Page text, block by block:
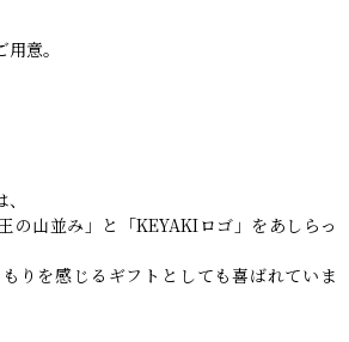
意。
の山並み」と「KEYAKIロゴ」をあしらっ
りを感じるギフトとしても喜ばれていま